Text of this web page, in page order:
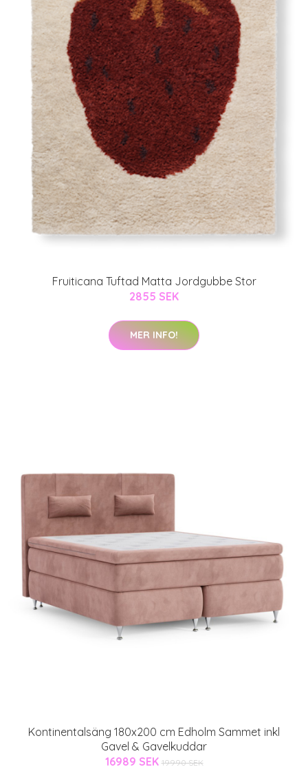
Fruiticana Tuftad Matta Jordgubbe Stor
2855 SEK
MER INFO!
Kontinentalsäng 180x200 cm Edholm Sammet inkl
Gavel & Gavelkuddar
16989 SEK 19990 SEK